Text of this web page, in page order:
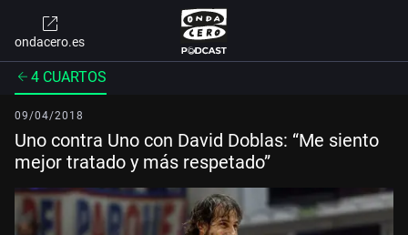
ondacero.es
4 CUARTOS
09/04/2018
Uno contra Uno con David Doblas: “Me siento
mejor tratado y más respetado”